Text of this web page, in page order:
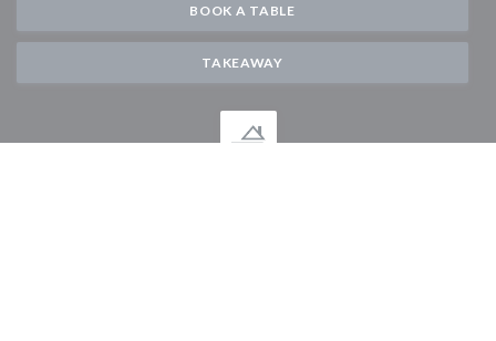
BOOK A TABLE
TAKEAWAY